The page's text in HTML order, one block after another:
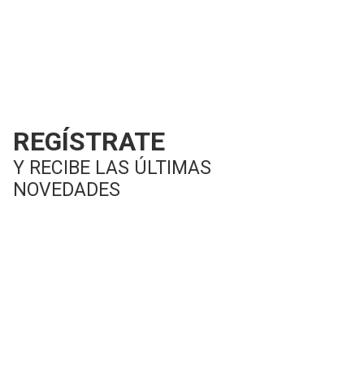
REGÍSTRATE
Y RECIBE LAS ÚLTIMAS
NOVEDADES